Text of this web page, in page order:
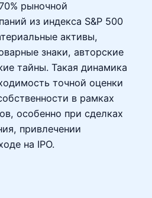
рыночной
из индекса S&P 500
активы,
знаки, авторские
тайны. Такая динамика
точной оценки
в рамках
особенно при сделках
привлечении
на IPO.